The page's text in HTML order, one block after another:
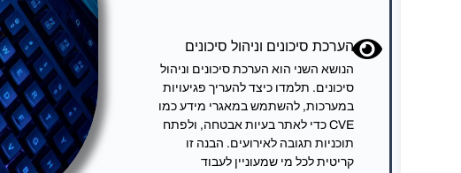
הערכת סיכונים וניהול סיכונים
הנושא השני הוא הערכת סיכונים וניהול
סיכונים. תלמדו כיצד להעריך פגיעויות
במערכות, להשתמש במאגרי מידע כמו
CVE כדי לאתר בעיות אבטחה, ולפתח
תוכניות תגובה לאירועים. הבנה זו
קריטית לכל מי שמעוניין לעבוד